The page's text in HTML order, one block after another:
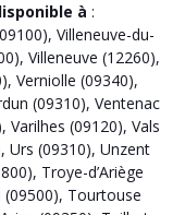
à :
, Villeneuve-du-
, Villeneuve (12260),
, Verniolle (09340),
(09310), Ventenac
, Varilhes (09120), Vals
, Urs (09310), Unzent
, Troye-d’Ariège
, Tourtouse